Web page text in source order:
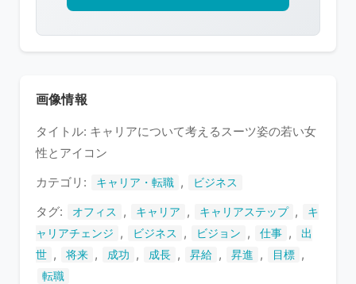
護
い
画像情報
タイトル: キャリアについて考えるスーツ姿の若い女
性とアイコン
カテゴリ:
キャリア・転職 , ビジネス
タグ: オフィス , キャリア , キャリアステップ ,
キ
ャリアチェンジ
, ビジネス , ビジョン , 仕事 ,
出
世 , 将来 , 成功 , 成長 , 昇給 , 昇進 , 目標 ,
転職